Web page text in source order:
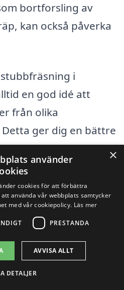
bortforsling av
kan också påverka
i
en god idé att
från olika
ger dig en bättre
och kan
bästa erbjudandet
Genom att fylla i ett
xn--stubbfrsning-pris-
få kontakt med flera
som erbjuder
Jämför priser
för att hitta det
×
använder
cookies för att förbättra
använda vår webbplats samtycker
med vår cookiepolicy. Läs mer
PRESTANDA
AVVISA ALLT
DETALJER